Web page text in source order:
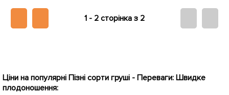
1 - 2 сторінка з 2
Ціни на популярні Пізні сорти груші - Переваги: Швидке
плодоношення: